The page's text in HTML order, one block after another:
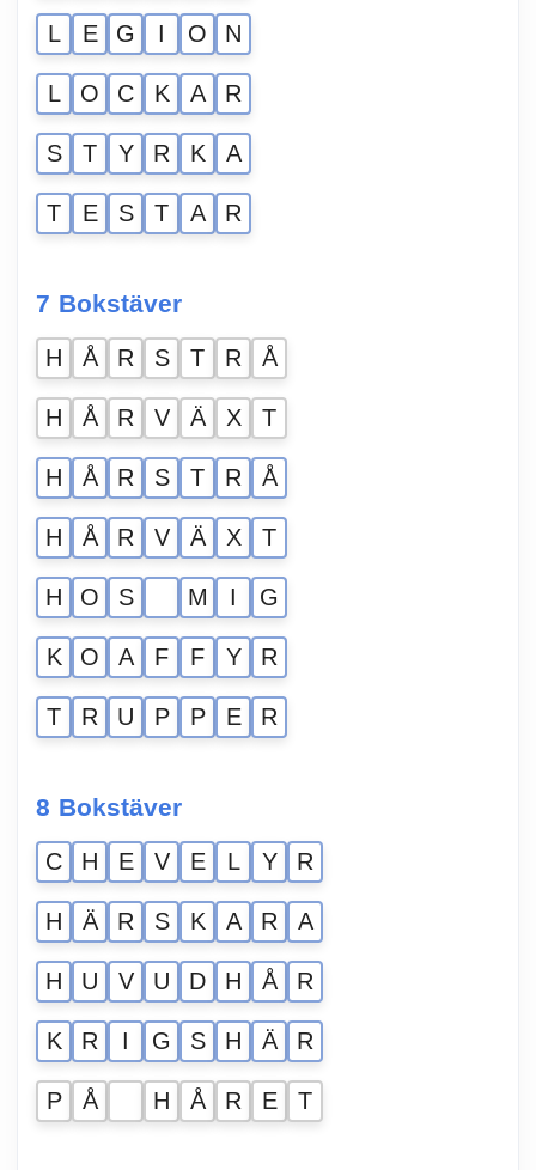
L E G I O N
L O C K A R
S T Y R K A
T E S T A R
7 Bokstäver
H Å R S T R Å
H Å R V Ä X T
H Å R S T R Å
H Å R V Ä X T
H O S M I G
K O A F F Y R
T R U P P E R
8 Bokstäver
C H E V E L Y R
H Ä R S K A R A
H U V U D H Å R
K R I G S H Ä R
P Å H Å R E T